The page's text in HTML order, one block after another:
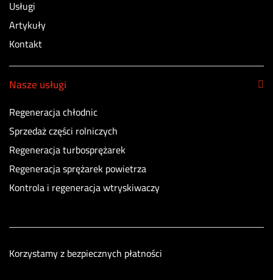
Usługi
Artykuły
Kontakt
Nasze usługi
Regeneracja chłodnic
Sprzedaż części rolniczych
Regeneracja turbosprężarek
Regeneracja sprężarek powietrza
Kontrola i regeneracja wtryskiwaczy
Korzystamy z bezpiecznych płatności